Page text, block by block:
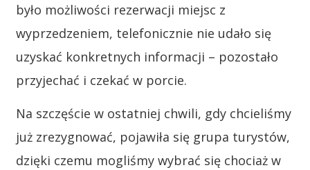
było możliwości rezerwacji miejsc z
wyprzedzeniem, telefonicznie nie udało się
uzyskać konkretnych informacji – pozostało
przyjechać i czekać w porcie.
Na szczęście w ostatniej chwili, gdy chcieliśmy
już zrezygnować, pojawiła się grupa turystów,
dzięki czemu mogliśmy wybrać się chociaż w